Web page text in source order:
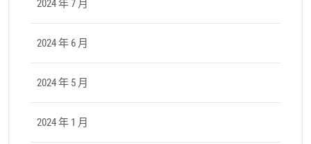
2024 年 7 月
2024 年 6 月
2024 年 5 月
2024 年 1 月